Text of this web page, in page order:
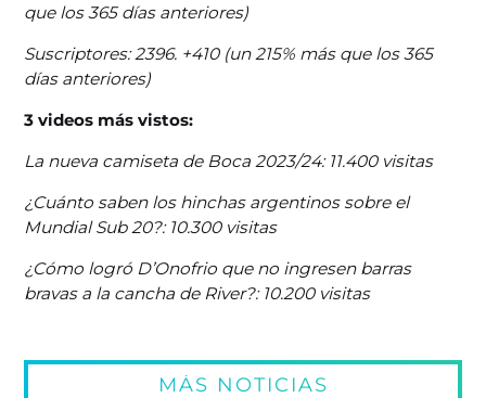
que los 365 días anteriores)
Suscriptores: 2396. +410 (un 215% más que los 365
días anteriores)
3 videos más vistos:
La nueva camiseta de Boca 2023/24: 11.400 visitas
¿Cuánto saben los hinchas argentinos sobre el
Mundial Sub 20?: 10.300 visitas
¿Cómo logró D’Onofrio que no ingresen barras
bravas a la cancha de River?: 10.200 visitas
MÁS NOTICIAS